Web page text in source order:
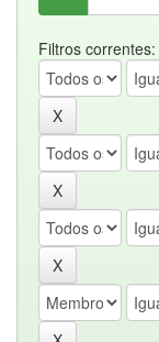
Filtros correntes: